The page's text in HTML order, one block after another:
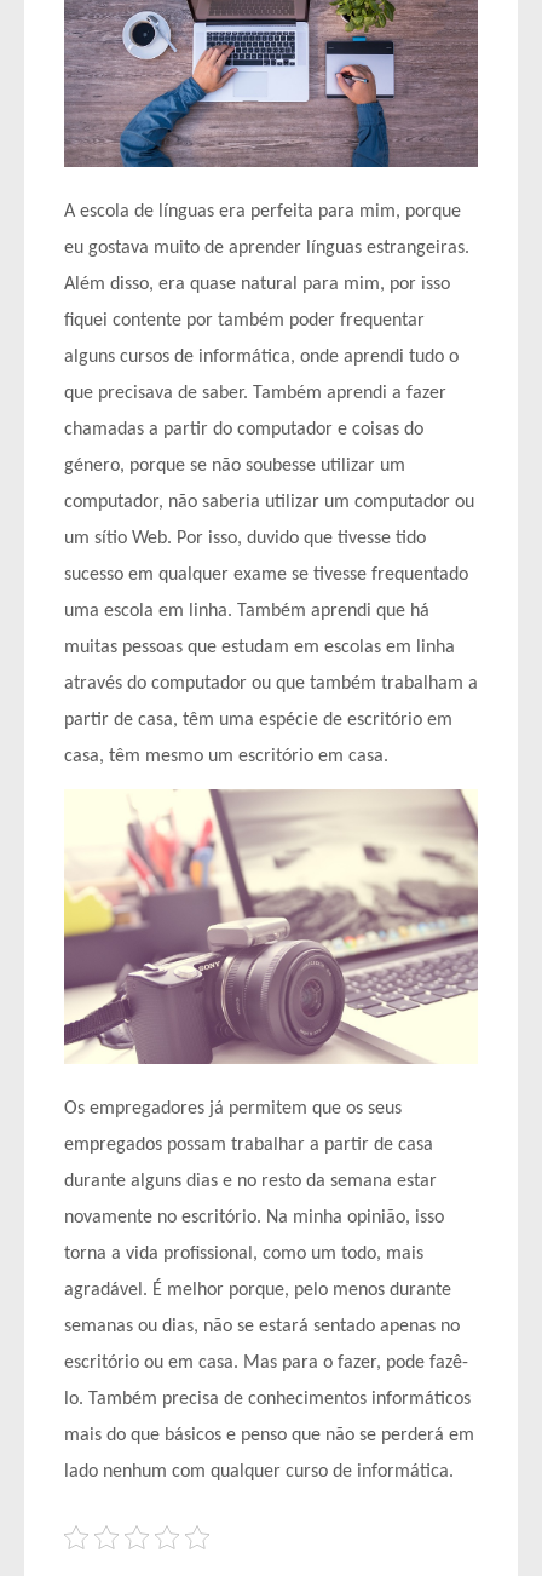
A escola de línguas era perfeita para mim, porque
eu gostava muito de aprender línguas estrangeiras.
Além disso, era quase natural para mim, por isso
fiquei contente por também poder frequentar
alguns cursos de informática, onde aprendi tudo o
que precisava de saber. Também aprendi a fazer
chamadas a partir do computador e coisas do
género, porque se não soubesse utilizar um
computador, não saberia utilizar um computador ou
um sítio Web. Por isso, duvido que tivesse tido
sucesso em qualquer exame se tivesse frequentado
uma escola em linha. Também aprendi que há
muitas pessoas que estudam em escolas em linha
através do computador ou que também trabalham a
partir de casa, têm uma espécie de escritório em
casa, têm mesmo um escritório em casa.
Os empregadores já permitem que os seus
empregados possam trabalhar a partir de casa
durante alguns dias e no resto da semana estar
novamente no escritório. Na minha opinião, isso
torna a vida profissional, como um todo, mais
agradável. É melhor porque, pelo menos durante
semanas ou dias, não se estará sentado apenas no
escritório ou em casa. Mas para o fazer, pode fazê-
lo. Também precisa de conhecimentos informáticos
mais do que básicos e penso que não se perderá em
lado nenhum com qualquer curso de informática.